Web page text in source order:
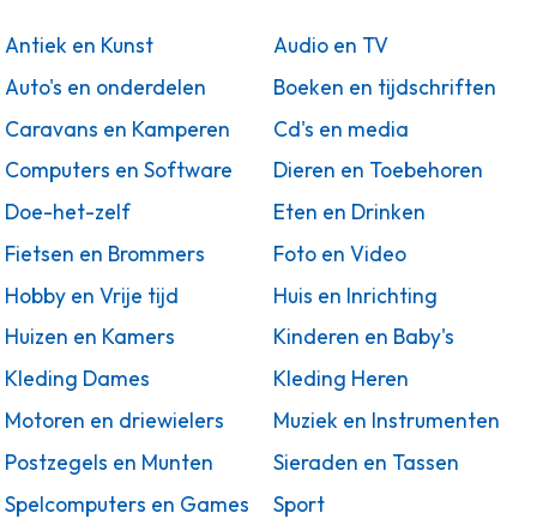
Antiek en Kunst
Audio en TV
Auto's en onderdelen
Boeken en tijdschriften
Caravans en Kamperen
Cd's en media
Computers en Software
Dieren en Toebehoren
Doe-het-zelf
Eten en Drinken
Fietsen en Brommers
Foto en Video
Hobby en Vrije tijd
Huis en Inrichting
Huizen en Kamers
Kinderen en Baby's
Kleding Dames
Kleding Heren
Motoren en driewielers
Muziek en Instrumenten
Postzegels en Munten
Sieraden en Tassen
Spelcomputers en Games
Sport